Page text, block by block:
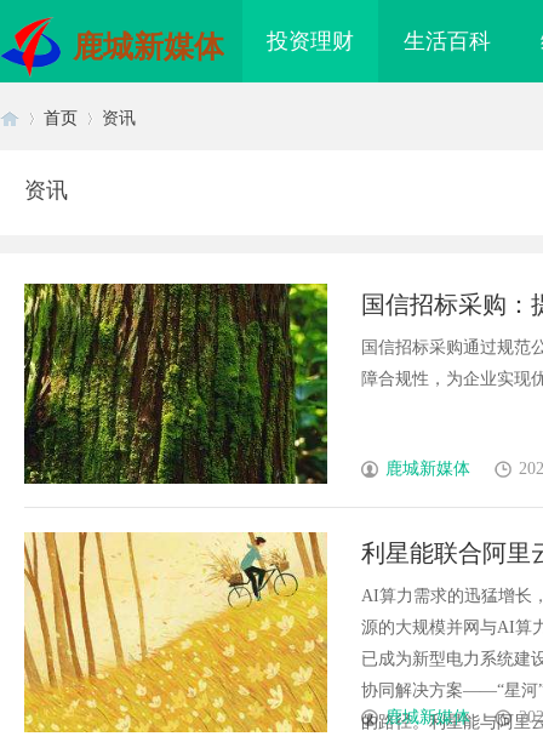
鹿城新媒体 投资理财 生活百科
首页 资讯
资讯
国信招标采购：
国信招标采购通过规范
障合规性，为企业实现
鹿城新媒体
利星能联合阿里
AI算力需求的迅猛增长
源的大规模并网与AI算
已成为新型电力系统建
协同解决方案——“星河
的路径。利星能与阿里
鹿城新媒体
配眼镜 贝净 AC 国际医疗实验室，标准
发体系全解析